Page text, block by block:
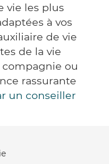
vie les plus
à vos
de vie
de la vie
ou
rassurante
un conseiller